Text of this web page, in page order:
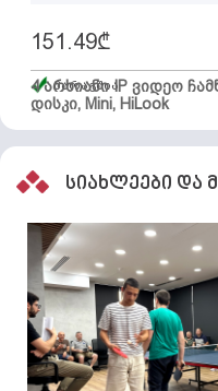
4 არხიანი IP ვიდეო
დისკი, Mini, HiLook
151.49₾
მარაგშია
სიახლეები და